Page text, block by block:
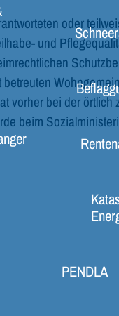
PENDLA
oder
und
vorher bei der örtlich
beim